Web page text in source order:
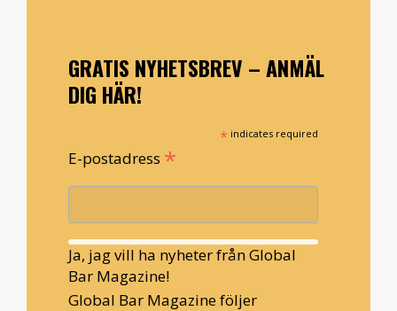
GRATIS NYHETSBREV – ANMÄL
DIG HÄR!
* indicates required
E-postadress *
Ja, jag vill ha nyheter från Global
Bar Magazine!
Global Bar Magazine följer